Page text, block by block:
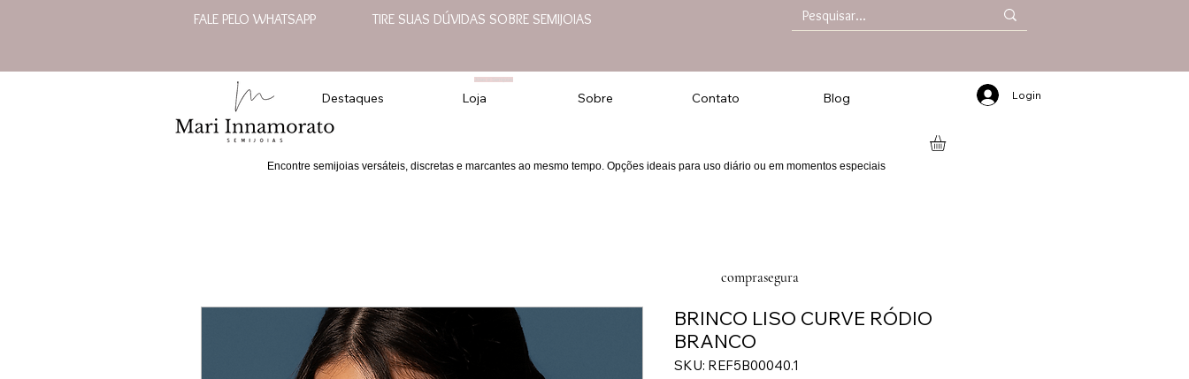
FALE PELO WHATSAPP TIRE SUAS DÚVIDAS SOBRE SEMIJOIAS
Destaques Loja Sobre Contato Blog Login
Encontre semijoias versáteis, discretas e marcantes ao mesmo tempo. Opções ideais para uso diário ou em momentos especiais
comprasegura
BRINCO LISO CURVE RÓDIO
BRANCO
SKU: REF5B00040.1